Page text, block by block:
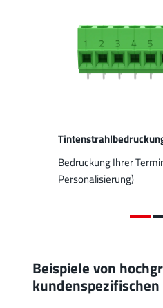
Bedruckung Ihrer
Personalisierung)
Beispiele von